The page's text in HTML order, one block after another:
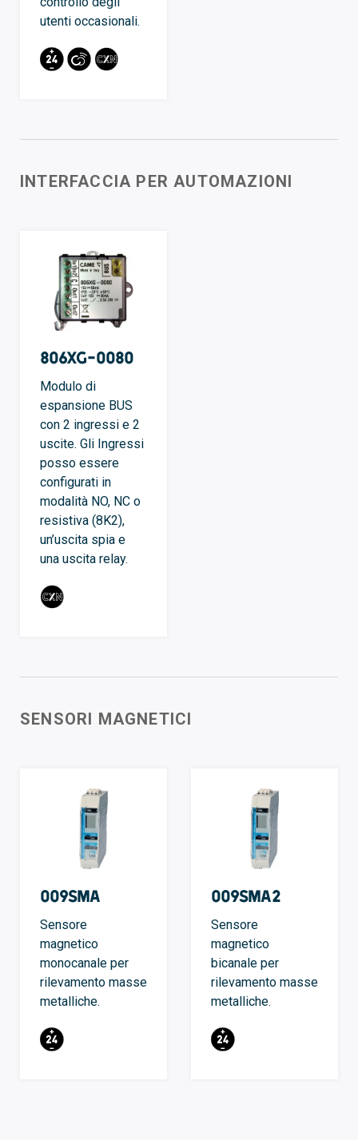
utenti occasionali.
INTERFACCIA PER AUTOMAZIONI
806XG-0080
Modulo di
espansione BUS
con 2 ingressi e 2
uscite. Gli Ingressi
posso essere
configurati in
modalità NO, NC o
resistiva (8K2),
un’uscita spia e
una uscita relay.
SENSORI MAGNETICI
009SMA
Sensore
magnetico
monocanale per
rilevamento masse
metalliche.
009SMA2
Sensore
magnetico
bicanale per
rilevamento masse
metalliche.